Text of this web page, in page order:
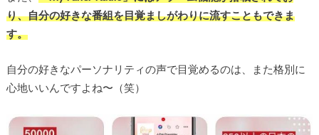
り、自分の好きな番組を目覚ましがわりに流すこともできま
す。
自分の好きなパーソナリティの声で目覚めるのは、また格別に
心地いいんですよね〜（笑）